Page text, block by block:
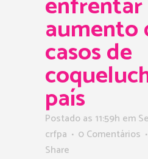
aumento
casos de
país
Postado as 11:59h em
crfpa
0 Comentários
Share